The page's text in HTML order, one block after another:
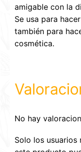
amigable con la
Se usa para
también para
cosmética.
No hay
Solo los